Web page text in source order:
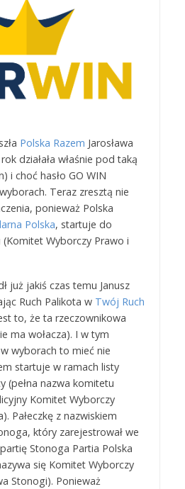
Polska Razem Jarosława
działała właśnie pod taką
i choć hasło GO WIN
Teraz zresztą nie
ponieważ Polska
Polska, startuje do
Wyborczy Prawo i
już jakiś czas temu Janusz
Ruch Palikota w Twój Ruch
to, że ta rzeczownikowa
ma wołacza). I w tym
wyborach to mieć nie
startuje w ramach listy
(pełna nazwa komitetu
Komitet Wyborczy
Pałeczkę z nazwiskiem
który zarejestrował we
Stonoga Partia Polska
się Komitet Wyborczy
Stonogi). Ponieważ